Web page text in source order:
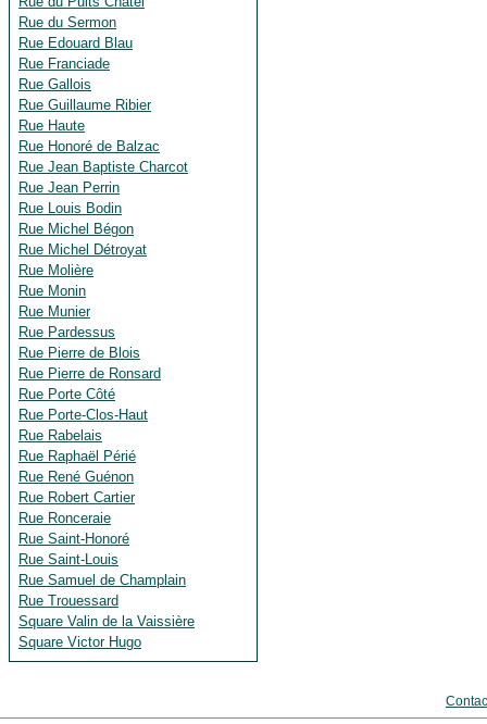
Rue du Sermon
Rue Edouard Blau
Rue Franciade
Rue Gallois
Rue Guillaume Ribier
Rue Haute
Rue Honoré de Balzac
Rue Jean Baptiste Charcot
Rue Jean Perrin
Rue Louis Bodin
Rue Michel Bégon
Rue Michel Détroyat
Rue Molière
Rue Monin
Rue Munier
Rue Pardessus
Rue Pierre de Blois
Rue Pierre de Ronsard
Rue Porte Côté
Rue Porte-Clos-Haut
Rue Rabelais
Rue Raphaël Périé
Rue René Guénon
Rue Robert Cartier
Rue Ronceraie
Rue Saint-Honoré
Rue Saint-Louis
Rue Samuel de Champlain
Rue Trouessard
Square Valin de la Vaissière
Square Victor Hugo